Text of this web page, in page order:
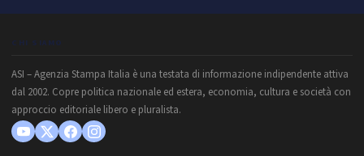
CHI SIAMO
ASI – Agenzia Stampa Italia è una testata di informazione indipendente attiva
dal 2002. Copre politica nazionale ed estera, economia, cultura e società con
approccio editoriale libero e pluralista.